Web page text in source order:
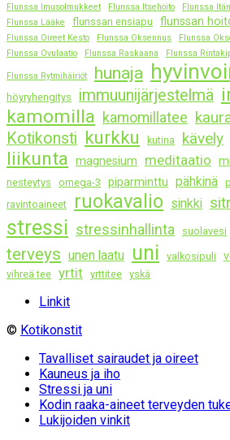
Flunssa Imusolmukkeet
Flunssa Itsehoito Flunssa
Flunssa Lääke
flunssan ensiapu flunssan
Flunssa Oireet Kesto
Flunssa Oksennus Flunssa
Flunssa Ovulaatio
Flunssa Raskaana Flunssa
Flunssa Rytmihäiriöt hunaja
höyryhengitys immuunijärjestelmä
kamomilla kamomillatee
Kotikonsti kurkku kutina kävely
liikunta magnesium meditaatio
nesteytys omega-3 piparminttu pähkinä
ravintoaineet ruokavalio sinkki
stressi stressinhallinta suolavesi
terveys unen laatu uni valkosipuli
vihreä tee yrtit yrttitee yskä
Linkit
© Kotikonstit
Tavalliset sairaudet ja oireet
Kauneus ja iho
Stressi ja uni
Kodin raaka-aineet terveyden
Lukijoiden vinkit